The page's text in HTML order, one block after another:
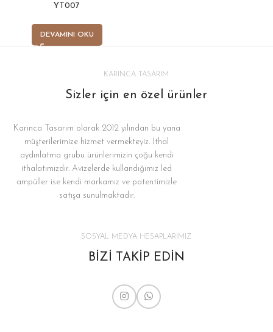
YT007
DEVAMINI OKU
KARINCA TASARIM
Sizler için en özel ürünler
Karınca Tasarım olarak 2012 yılından bu yana
müşterilerimize hizmet vermekteyiz. İthal
aydınlatma grubu ürünlerimizin çoğu kendi
ithalatımızdır. Avizelerde kullandığımız led
ampüller ise kendi markamız ve patentimizle
satışa sunulmaktadır.
SOSYAL MEDYA HESAPLARIMIZ
BİZİ TAKİP EDİN